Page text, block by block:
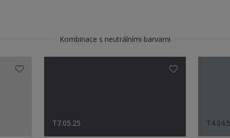
Kombinace s neutrálními barvami
T7.05.25